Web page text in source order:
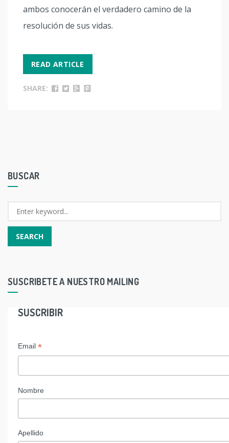
ambos conocerán el verdadero camino de la
resolución de sus vidas.
READ ARTICLE
SHARE:
BUSCAR
SUSCRIBETE A NUESTRO MAILING
SUSCRIBIR
Email *
Nombre
Apellido